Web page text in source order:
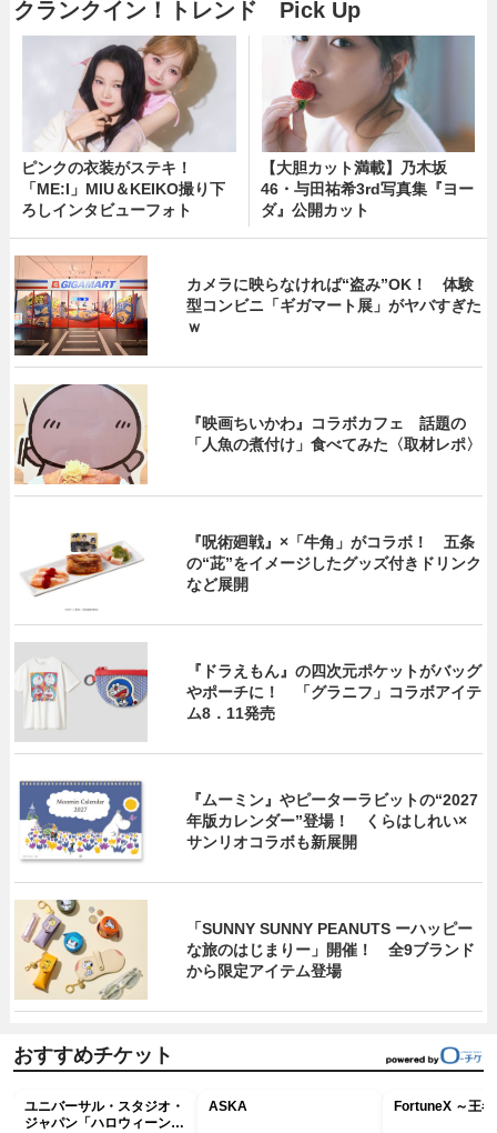
クランクイン！トレンド Pick Up
ピンクの衣装がステキ！
「ME:I」MIU＆KEIKO撮り下
ろしインタビューフォト
【大胆カット満載】乃木坂
46・与田祐希3rd写真集『ヨー
ダ』公開カット
カメラに映らなければ“盗み”OK！ 体験
型コンビニ「ギガマート展」がヤバすぎた
ｗ
『映画ちいかわ』コラボカフェ 話題の
「人魚の煮付け」食べてみた〈取材レポ〉
『呪術廻戦』×「牛角」がコラボ！ 五条
の“茈”をイメージしたグッズ付きドリンク
など展開
『ドラえもん』の四次元ポケットがバッグ
やポーチに！ 「グラニフ」コラボアイテ
ム8．11発売
『ムーミン』やピーターラビットの“2027
年版カレンダー”登場！ くらはしれい×
サンリオコラボも新展開
「SUNNY SUNNY PEANUTS ーハッピー
な旅のはじまりー」開催！ 全9ブランド
から限定アイテム登場
おすすめチケット
ユニバーサル・スタジオ・
ジャパン「ハロウィーン・
ASKA FortuneX ～王